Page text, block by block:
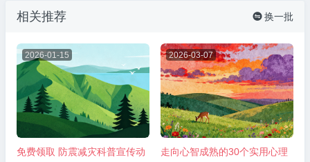
相关推荐  换一批
2026-01-15
免费领取 防震减灾科普宣传动
2026-03-07
走向心智成熟的30个实用心理